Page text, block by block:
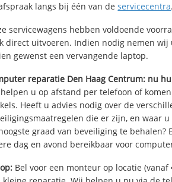
langs bij één van deservicecentra.
servicewagens hebben voldoende
direct uitvoeren. Indien nodig nemen
gewenst een vervangende laptop.
reparatie Den Haag Centrum: nu
u op afstand per telefoon of
Heeft u advies nodig over de
die er zijn, en waar
graad van beveiliging te behalen?
dag en avond bereikbaar voor
Bel voor een monteur op locatie